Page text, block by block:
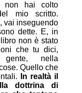
non hai colto
mio scritto.
vai inseguendo
dette. E, in
non è stato
che tu dici,
gente, nella
Quello che
In realtà il
dottrina di